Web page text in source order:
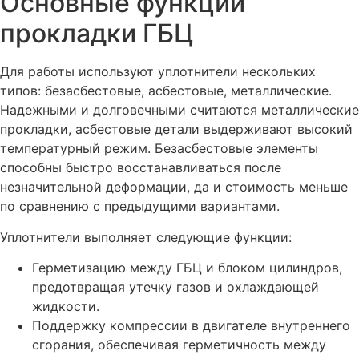
Клонирование, прошивка и ремонт блоков управления
Вольво
Диагностика CAN шины для Вольво
Диагностика, ремонт проводки Вольво
Замена турбины двигателя Вольво
Замена свечей накаливания на дизеле Вольво
Замена сальника распредвала Вольво
Замена сальника привода Вольво
Замена сальника коленвала Вольво
Замена ремня ГРМ Вольво
Замена распредвала автомобиля Вольво
Замена радиатора системы охлаждения Вольво
Замена прокладок свечных колодцев Вольво
Замена прокладки клапанной крышки Вольво
прокладки ГБЦ
Для работы используют уплотнители нескольких
типов: безасбестовые, асбестовые, металлические.
Надежными и долговечными считаются металлические
прокладки, асбестовые детали выдерживают высокий
температурный режим. Безасбестовые элементы
способны быстро восстанавливаться после
незначительной деформации, да и стоимость меньше
по сравнению с предыдущими вариантами.
Уплотнители выполняет следующие функции:
Герметизацию между ГБЦ и блоком цилиндров,
предотвращая утечку газов и охлаждающей
жидкости.
Поддержку компрессии в двигателе внутреннего
сгорания, обеспечивая герметичность между